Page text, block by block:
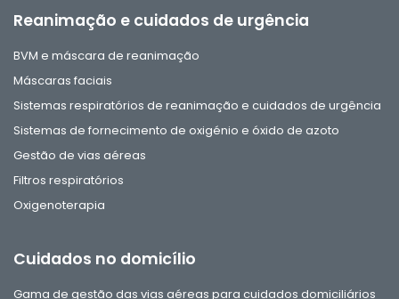
Reanimação e cuidados de urgência
BVM e máscara de reanimação
Máscaras faciais
Sistemas respiratórios de reanimação e cuidados de urgência
Sistemas de fornecimento de oxigénio e óxido de azoto
Gestão de vias aéreas
Filtros respiratórios
Oxigenoterapia
Cuidados no domicílio
Gama de gestão das vias aéreas para cuidados domiciliários